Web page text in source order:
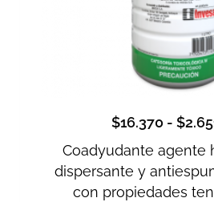
$16.370 - $
Coadyudante agente
dispersante y
con propiedades